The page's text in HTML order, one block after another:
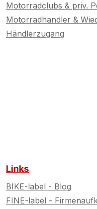
Motorradclubs & priv.
Motorradhändler &
Händlerzugang
Links
BIKE-label - Blog
FINE-label -